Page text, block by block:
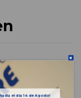
el día 14 de Agosto!